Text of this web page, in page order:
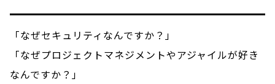
「なぜセキュリティなんですか？」
「なぜプロジェクトマネジメントやアジャイルが好き
なんですか？」